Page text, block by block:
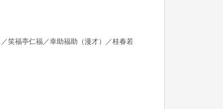
笑福亭仁福／幸助福助（漫才）／桂春若